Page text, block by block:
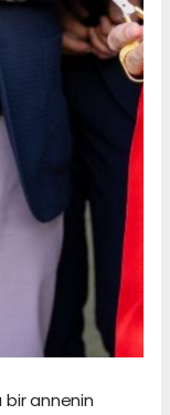
bir annenin